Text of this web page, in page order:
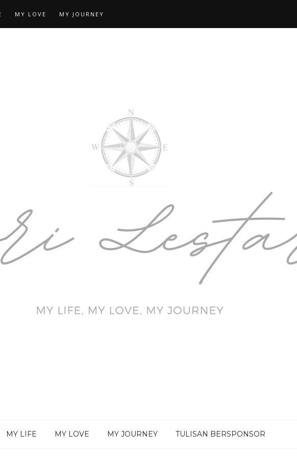
MY LOVE MY JOURNEY
MY LIFE MY LOVE MY JOURNEY TULISAN BERSPONSOR